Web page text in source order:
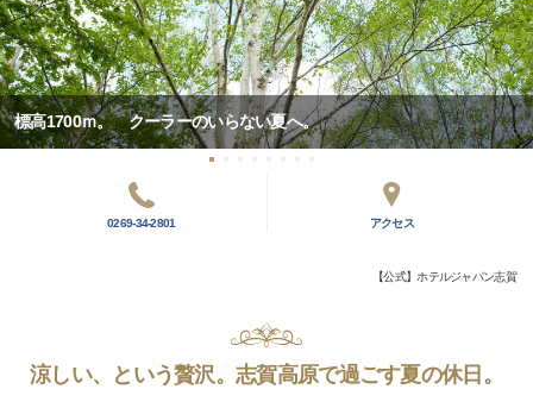
標高1700ｍ。 クーラーのいらない夏へ。
0269-34-2801 アクセス
【公式】ホテルジャパン志賀
涼しい、という贅沢。志賀高原で過ごす夏の休日。